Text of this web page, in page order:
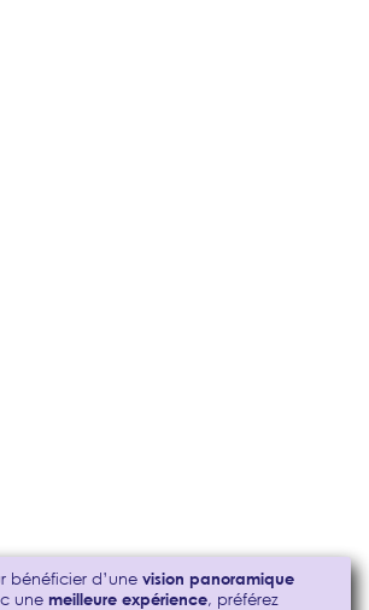
bénéficier d’une vision panoramique
une meilleure expérience, préférez